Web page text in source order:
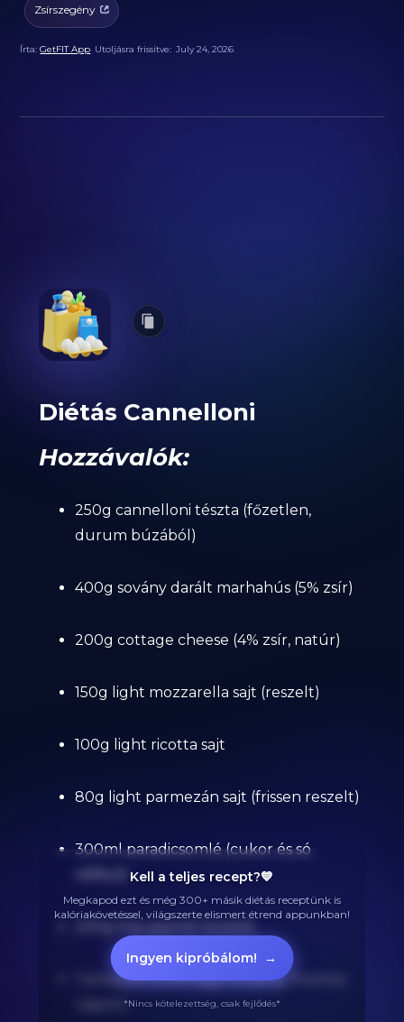
Zsírszegény
Írta:GetFIT App Utoljásra frissítve: July 24, 2026
Diétás Cannelloni
Hozzávalók:
250g cannelloni tészta (főzetlen,
durum búzából)
400g sovány darált marhahús (5% zsír)
200g cottage cheese (4% zsír, natúr)
150g light mozzarella sajt (reszelt)
100g light ricotta sajt
80g light parmezán sajt (frissen reszelt)
300ml paradicsomlé (cukor és só
200g friss spenót levelek
1 közepes vöröshagyma (80g, finomra
vágott)
Kell a teljes recept?💙
Megkapod ezt és még 300+ másik diétás receptünk is
kalóriakövetéssel, világszerte elismert étrend appunkban!
Ingyen kipróbálom! →
*Nincs kötelezettség, csak fejlődés*